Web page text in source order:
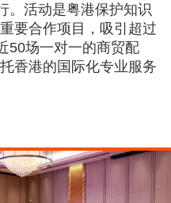
。活动是粤港保护知识
要合作项目，吸引超过
50场一对一的商贸配
香港的国际化专业服务